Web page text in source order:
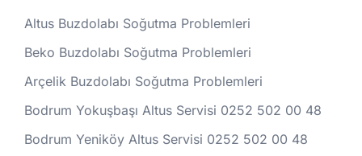
Altus Buzdolabı Soğutma Problemleri
Beko Buzdolabı Soğutma Problemleri
Arçelik Buzdolabı Soğutma Problemleri
Bodrum Yokuşbaşı Altus Servisi 0252 502 00 48
Bodrum Yeniköy Altus Servisi 0252 502 00 48